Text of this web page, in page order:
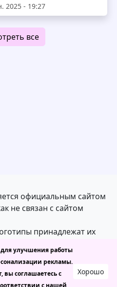
2025 - 19:27
все
официальным сайтом
не связан с сайтом
принадлежат их
ботов и чатов в
улучшения работы
рекламы.
вы соглашаетесь с
с нашей
Хорошо